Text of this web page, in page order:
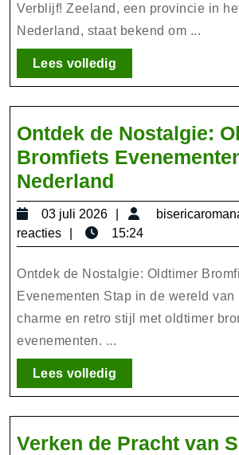
Zeeland:
Ontdek
de
Schoonheid
van
deze
Regio!
Verblijf! Zeeland, een provincie in
Nederland, staat bekend om ...
Lees volledigLees
volledig
Ontdek de Nostalgie:
Bromfiets
Nederland
de
Nostalgie:
Oldtimer
Bromfiets
in
Nederland
03 juli 2026
03
juli
2026
reacties
15:24
Ontdek de Nostalgie: Oldtimer
Evenementen Stap in de wereld
charme en retro stijl met oldtimer
evenementen. ...
Lees volledigLees
volledig
Verken de Pracht van